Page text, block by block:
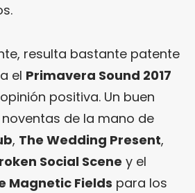
resulta bastante patente
el Primavera Sound 2017
positiva. Un buen
de la mano de
, The Wedding Present,
Social Scene y el
Magnetic Fields para los